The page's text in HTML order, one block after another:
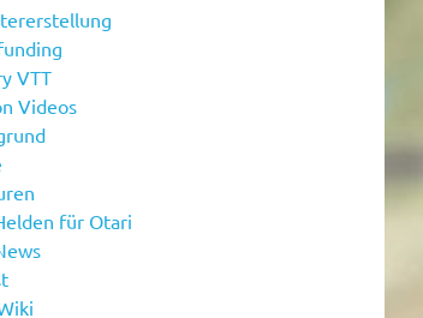
VTT
Videos
für Otari